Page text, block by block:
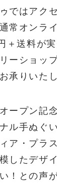
ではアク
常オンラ
＋送料が
ーショッ
承りいたし
ープン記
ル手ぬぐ
ア・プラ
したデザ
！との声